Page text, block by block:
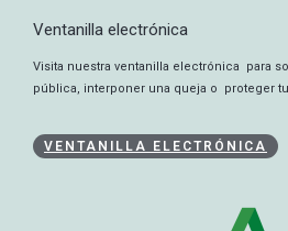
Ventanilla electrónica
Visita nuestra ventanilla electrónica para
pública, interponer una queja o proteger
VENTANILLA ELECTRÓNICA